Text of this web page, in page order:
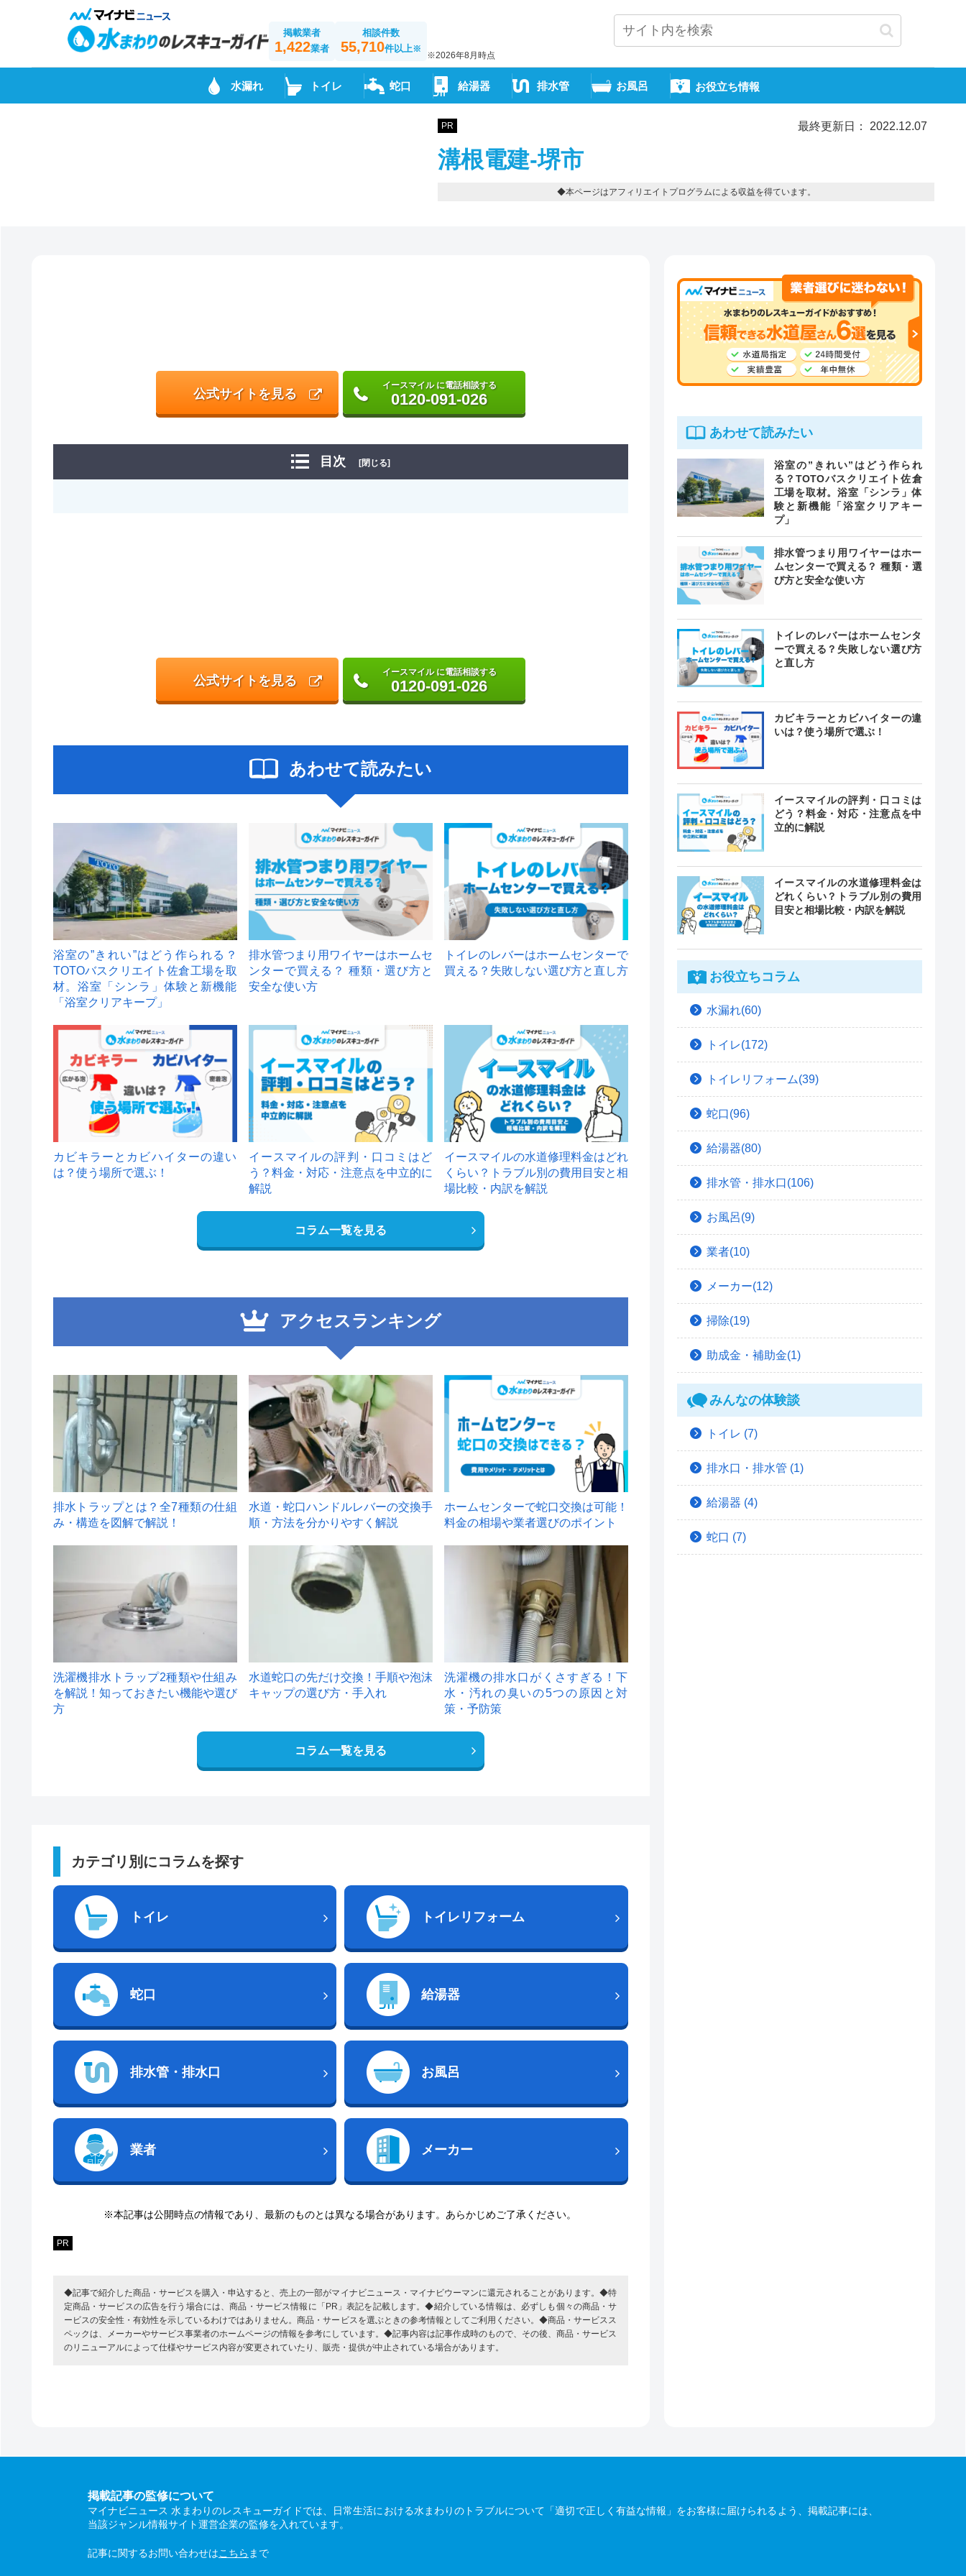
掲載業者
1,422業者
相談件数
55,710件以上※
※2026年8月時点
水漏れ トイレ 蛇口 給湯器 排水管 お風呂 お役立ち情報
PR 最終更新日： 2022.12.07
溝根電建-堺市
◆本ページはアフィリエイトプログラムによる収益を得ています。
公式サイトを見る
イースマイル に電話相談する
0120-091-026
目次 [閉じる]
公式サイトを見る
イースマイル に電話相談する
0120-091-026
あわせて読みたい
浴室の”きれい”はどう作られる？
TOTOバスクリエイト佐倉工場を取
材。浴室「シンラ」体験と新機能
「浴室クリアキープ」
排水管つまり用ワイヤーはホームセ
ンターで買える？ 種類・選び方と
安全な使い方
トイレのレバーはホームセンターで
買える？失敗しない選び方と直し方
カビキラーとカビハイターの違い
は？使う場所で選ぶ！
イースマイルの評判・口コミはど
う？料金・対応・注意点を中立的に
解説
イースマイルの水道修理料金はどれ
くらい？トラブル別の費用目安と相
場比較・内訳を解説
コラム一覧を見る
アクセスランキング
1
排水トラップとは？全7種類の仕組
み・構造を図解で解説！
2
水道・蛇口ハンドルレバーの交換手
順・方法を分かりやすく解説
ホームセンターで蛇口交換は可能！
料金の相場や業者選びのポイント
洗濯機排水トラップ2種類や仕組み
を解説！知っておきたい機能や選び
方
水道蛇口の先だけ交換！手順や泡沫
キャップの選び方・手入れ
洗濯機の排水口がくさすぎる！下
水・汚れの臭いの5つの原因と対
策・予防策
コラム一覧を見る
カテゴリ別にコラムを探す
トイレ トイレリフォーム
蛇口 給湯器
排水管・排水口 お風呂
業者 メーカー
※本記事は公開時点の情報であり、最新のものとは異なる場合があります。あらかじめご了承ください。
PR
◆記事で紹介した商品・サービスを購入・申込すると、売上の一部がマイナビニュース・マイナビウーマンに還元されることがあります。◆特
定商品・サービスの広告を行う場合には、商品・サービス情報に「PR」表記を記載します。◆紹介している情報は、必ずしも個々の商品・サ
ービスの安全性・有効性を示しているわけではありません。商品・サービスを選ぶときの参考情報としてご利用ください。◆商品・サービスス
ペックは、メーカーやサービス事業者のホームページの情報を参考にしています。◆記事内容は記事作成時のもので、その後、商品・サービス
のリニューアルによって仕様やサービス内容が変更されていたり、販売・提供が中止されている場合があります。
あわせて読みたい
浴室の”きれい”はどう作られ
る？TOTOバスクリエイト佐倉
工場を取材。浴室「シンラ」体
験と新機能「浴室クリアキー
プ」
排水管つまり用ワイヤーはホー
ムセンターで買える？ 種類・選
び方と安全な使い方
トイレのレバーはホームセンタ
ーで買える？失敗しない選び方
と直し方
カビキラーとカビハイターの違
いは？使う場所で選ぶ！
イースマイルの評判・口コミは
どう？料金・対応・注意点を中
立的に解説
イースマイルの水道修理料金は
どれくらい？トラブル別の費用
目安と相場比較・内訳を解説
お役立ちコラム
水漏れ(60)
トイレ(172)
トイレリフォーム(39)
蛇口(96)
給湯器(80)
排水管・排水口(106)
お風呂(9)
業者(10)
メーカー(12)
掃除(19)
助成金・補助金(1)
みんなの体験談
トイレ (7)
排水口・排水管 (1)
給湯器 (4)
蛇口 (7)
掲載記事の監修について
マイナビニュース 水まわりのレスキューガイドでは、日常生活における水まわりのトラブルについて「適切で正しく有益な情報」をお客様に届けられるよう、掲載記事には、
当該ジャンル情報サイト運営企業の監修を入れています。
記事に関するお問い合わせはこちら まで